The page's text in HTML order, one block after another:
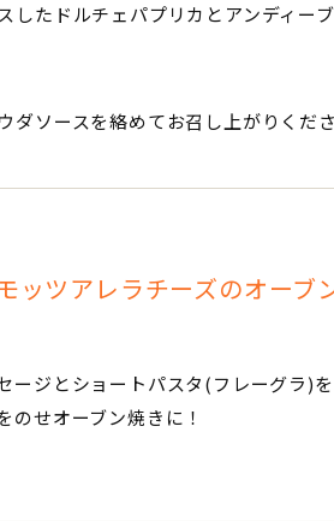
したドルチェパプリカとアンディー
ダソースを絡めてお召し上がりくだ
ッツアレラチーズのオー
ージとショートパスタ(フレーグラ)
のせオーブン焼きに！